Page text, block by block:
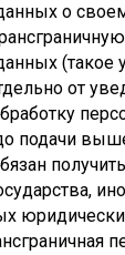
о
(такое
от
подачи